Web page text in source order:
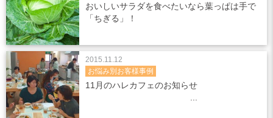
おいしいサラダを食べたいなら葉っぱは手で
「ちぎる」！
11月のハレカフェのお知らせ
お悩み別お客様事例
2015.11.12